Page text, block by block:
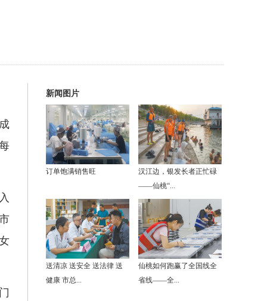
新闻图片
订单饱满销售旺
汉江边，银发长者正忙碌
——仙桃“...
送清凉 送安全 送法律 送
健康 市总...
仙桃如何跑赢了全国线全
省线——全...